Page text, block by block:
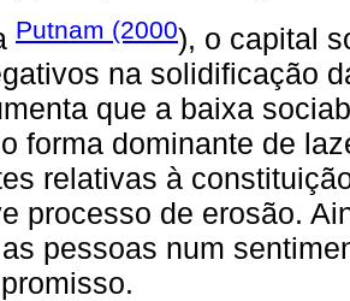
Putnam (2000), o capital
na solidificação
que a baixa
forma dominante de
relativas à
processo de erosão.
pessoas num